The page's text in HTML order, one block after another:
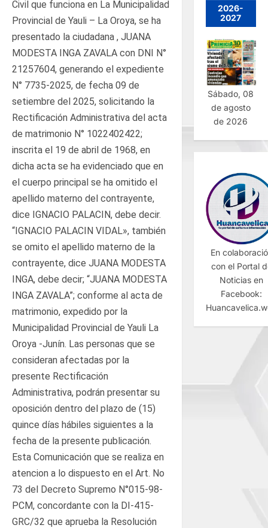
Civil que funciona en La Municipalidad
Provincial de Yauli – La Oroya, se ha
presentado la ciudadana , JUANA
MODESTA INGA ZAVALA con DNI N°
21257604, generando el expediente
N° 7735-2025, de fecha 09 de
setiembre del 2025, solicitando la
Rectificación Administrativa del acta
de matrimonio N° 1022402422;
inscrita el 19 de abril de 1968, en
dicha acta se ha evidenciado que en
el cuerpo principal se ha omitido el
apellido materno del contrayente,
dice IGNACIO PALACIN, debe decir.
“IGNACIO PALACIN VIDAL», también
se omito el apellido materno de la
contrayente, dice JUANA MODESTA
INGA, debe decir; “JUANA MODESTA
INGA ZAVALA”; conforme al acta de
matrimonio, expedido por la
Municipalidad Provincial de Yauli La
Oroya -Junín. Las personas que se
consideran afectadas por la
presente Rectificación
Administrativa, podrán presentar su
oposición dentro del plazo de (15)
quince días hábiles siguientes a la
fecha de la presente publicación.
Esta Comunicación que se realiza en
atencion a lo dispuesto en el Art. No
73 del Decreto Supremo N°015-98-
PCM, concordante con la DI-415-
GRC/32 que aprueba la Resolución
2026-
2027
Sábado, 08
de agosto
de 2026
En
con el Portal
Noticias en
Facebook: